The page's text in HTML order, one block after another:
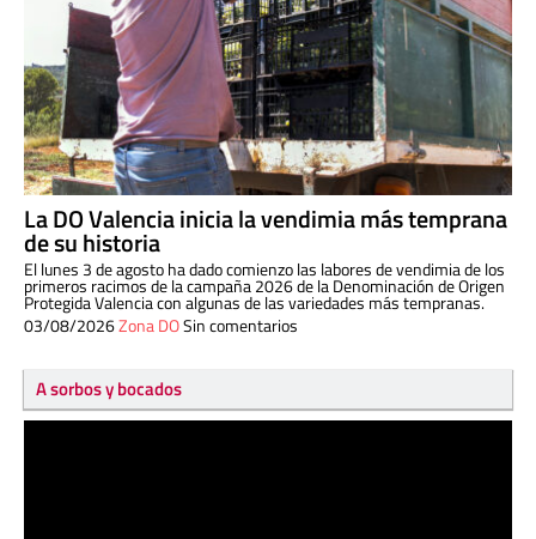
La DO Valencia inicia la vendimia más temprana
de su historia
El lunes 3 de agosto ha dado comienzo las labores de vendimia de los
primeros racimos de la campaña 2026 de la Denominación de Origen
Protegida Valencia con algunas de las variedades más tempranas.
03/08/2026Zona DOSin comentarios
A sorbos y bocados